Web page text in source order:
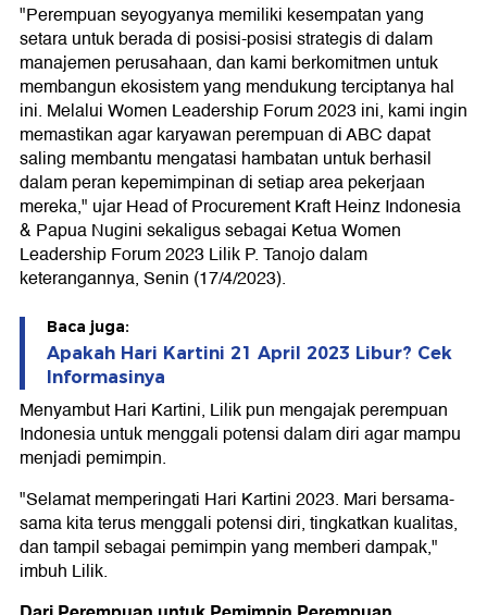
"Perempuan seyogyanya memiliki kesempatan yang
setara untuk berada di posisi-posisi strategis di dalam
manajemen perusahaan, dan kami berkomitmen untuk
membangun ekosistem yang mendukung terciptanya hal
ini. Melalui Women Leadership Forum 2023 ini, kami ingin
memastikan agar karyawan perempuan di ABC dapat
saling membantu mengatasi hambatan untuk berhasil
dalam peran kepemimpinan di setiap area pekerjaan
mereka," ujar Head of Procurement Kraft Heinz Indonesia
& Papua Nugini sekaligus sebagai Ketua Women
Leadership Forum 2023 Lilik P. Tanojo dalam
keterangannya, Senin (17/4/2023).
Baca juga:
Apakah Hari Kartini 21 April 2023 Libur? Cek
Informasinya
Menyambut Hari Kartini, Lilik pun mengajak perempuan
Indonesia untuk menggali potensi dalam diri agar mampu
menjadi pemimpin.
"Selamat memperingati Hari Kartini 2023. Mari bersama-
sama kita terus menggali potensi diri, tingkatkan kualitas,
dan tampil sebagai pemimpin yang memberi dampak,"
imbuh Lilik.